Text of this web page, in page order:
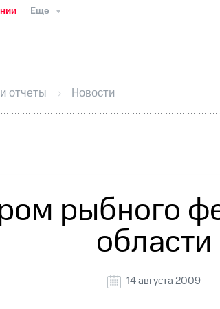
Еще
ИнтервьюФинансовая
секретарьРаскрытие
кабинет акционера
отчеты Новости
рыбного
области
14 августа 2009